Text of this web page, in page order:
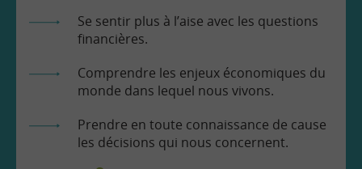
Se sentir plus à l’aise avec les questions
financières.
Comprendre les enjeux économiques du
monde dans lequel nous vivons.
Prendre en toute connaissance de cause
les décisions qui nous concernent.